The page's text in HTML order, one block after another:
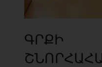
ԳՐՔԻ